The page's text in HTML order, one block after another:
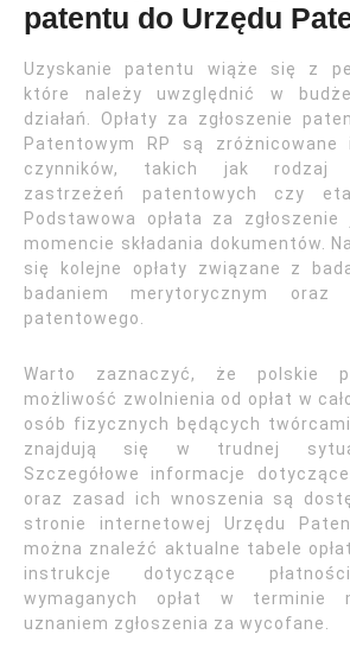
patentu do Urzędu
Uzyskanie patentu wiąże się z
które należy uwzględnić w
działań. Opłaty za zgłoszenie
Patentowym RP są
czynników, takich jak rodzaj
zastrzeżeń patentowych czy
Podstawowa opłata za
momencie składania dokumentów.
się kolejne opłaty związane z
badaniem merytorycznym oraz
patentowego.
Warto zaznaczyć, że polskie
możliwość zwolnienia od opłat w
osób fizycznych będących
znajdują się w trudnej
Szczegółowe informacje
oraz zasad ich wnoszenia są
stronie internetowej Urzędu
można znaleźć aktualne tabele
instrukcje dotyczące
wymaganych opłat w terminie
uznaniem zgłoszenia za wycofane.